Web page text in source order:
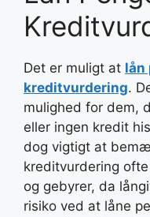
Det er muligt at lån
kreditvurdering.
mulighed for dem,
eller ingen kredit
dog vigtigt at
kreditvurdering
og gebyrer, da
risiko ved at låne